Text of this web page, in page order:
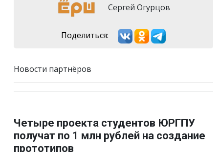
Сергей Огурцов
Поделиться:
Новости партнёров
Четыре проекта студентов ЮРГПУ
получат по 1 млн рублей на создание
прототипов